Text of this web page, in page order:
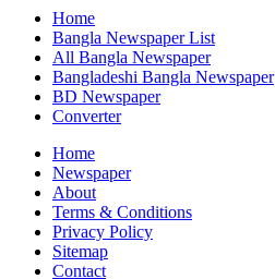
Home
Bangla Newspaper List
All Bangla Newspaper
Bangladeshi Bangla Newspaper
BD Newspaper
Converter
Home
Newspaper
About
Terms & Conditions
Privacy Policy
Sitemap
Contact